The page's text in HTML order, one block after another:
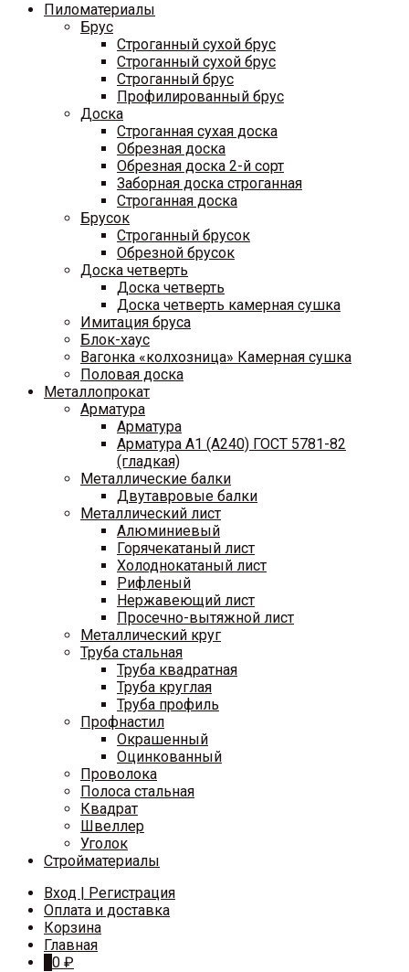
Пиломатериалы
Брус
Строганный сухой брус
Строганный сухой брус
Строганный брус
Профилированный брус
Доска
Строганная сухая доска
Обрезная доска
Обрезная доска 2-й сорт
Заборная доска строганная
Строганная доска
Брусок
Строганный брусок
Обрезной брусок
Доска четверть
Доска четверть
Доска четверть камерная сушка
Имитация бруса
Блок-хаус
Вагонка «колхозница» Камерная сушка
Половая доска
Металлопрокат
Арматура
Арматура
Арматура A1 (A240) ГОСТ 5781-82
(гладкая)
Металлические балки
Двутавровые балки
Металлический лист
Алюминиевый
Горячекатаный лист
Холоднокатаный лист
Рифленый
Нержавеющий лист
Просечно-вытяжной лист
Металлический круг
Труба стальная
Труба квадратная
Труба круглая
Труба профиль
Профнастил
Окрашенный
Оцинкованный
Проволока
Полоса стальная
Квадрат
Швеллер
Уголок
Стройматериалы
Вход | Регистрация
Оплата и доставка
Корзина
Главная
0 ₽